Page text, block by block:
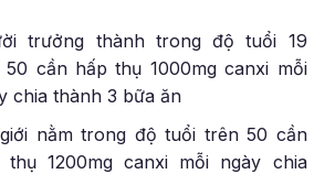
trưởng thành trong độ tuổi 19
50 cần hấp thụ 1000mg canxi mỗi
chia thành 3 bữa ăn
nằm trong độ tuổi trên 50 cần
thụ 1200mg canxi mỗi ngày chia